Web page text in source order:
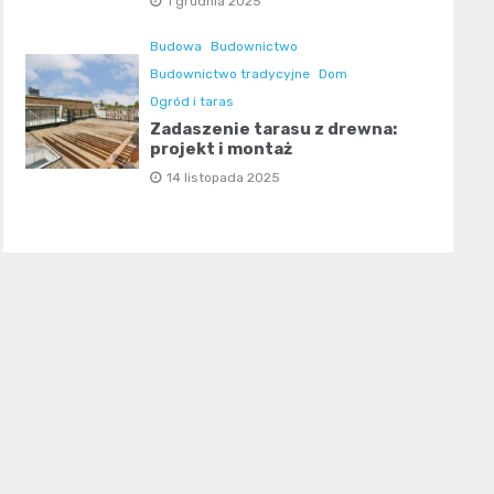
Budowa
Budownictwo
Budownictwo tradycyjne Dom
Ogród i taras
Zadaszenie tarasu z drewna:
projekt i montaż
14 listopada 2025